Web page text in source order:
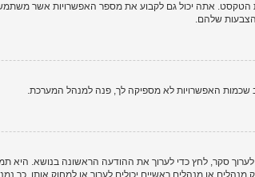
אתה יכול גם לקבוע את מספר האפשרויות אשר
האפשרויות לא מספיקה לך, פנה למנהל המערכת.
לערוך סקר, לחץ כדי לערוך את ההודעה הראשונה בנושא.
או מנהלים ראשיים יכולים לערוך או למחוק אותו. כך